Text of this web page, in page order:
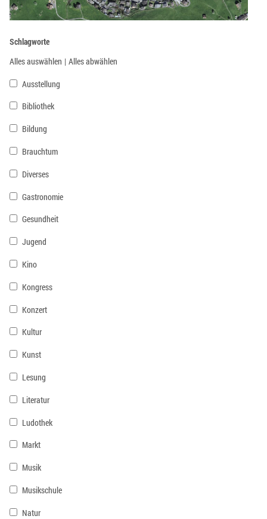
Schlagworte
Alles auswählen | Alles abwählen
Ausstellung
Bibliothek
Bildung
Brauchtum
Diverses
Gastronomie
Gesundheit
Jugend
Kino
Kongress
Konzert
Kultur
Kunst
Lesung
Literatur
Ludothek
Markt
Musik
Musikschule
Natur